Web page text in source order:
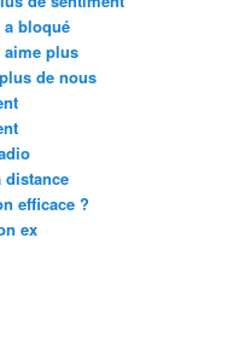
bloqué
aime plus
de nous
distance
efficace ?
ex